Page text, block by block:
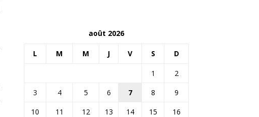
août 2026
L M M J V S D
1
2
3
4 5 6 7 8
9
10
11 12 13 14 15
16